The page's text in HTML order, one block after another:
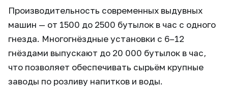
Производительность современных выдувных
машин — от 1500 до 2500 бутылок в час с одного
гнезда. Многогнёздные установки с 6–12
гнёздами выпускают до 20 000 бутылок в час,
что позволяет обеспечивать сырьём крупные
заводы по розливу напитков и воды.